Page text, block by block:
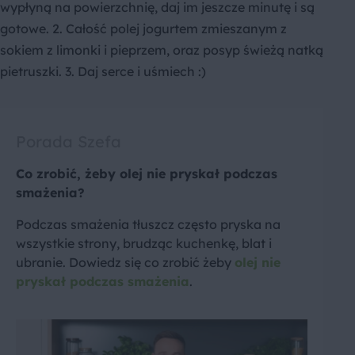
wypłyną na powierzchnię, daj im jeszcze minutę i są
gotowe. 2. Całość polej jogurtem zmieszanym z
sokiem z limonki i pieprzem, oraz posyp świeżą natką
pietruszki. 3. Daj serce i uśmiech :)
Co zrobić, żeby olej nie pryskał podczas
smażenia?
Podczas smażenia tłuszcz często pryska na
wszystkie strony, brudząc kuchenkę, blat i
ubranie. Dowiedz się co zrobić żeby olej nie
pryskał podczas smażenia.